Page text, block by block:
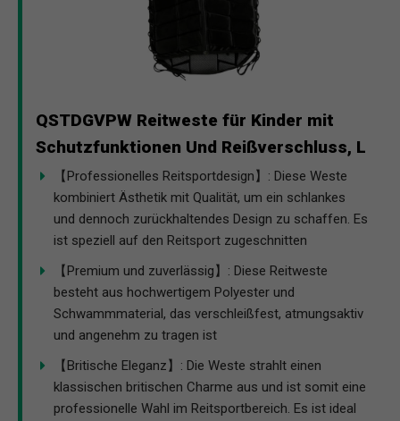
QSTDGVPW Reitweste für Kinder mit
Schutzfunktionen Und Reißverschluss, L
【Professionelles Reitsportdesign】: Diese Weste
kombiniert Ästhetik mit Qualität, um ein schlankes
und dennoch zurückhaltendes Design zu schaffen. Es
ist speziell auf den Reitsport zugeschnitten
【Premium und zuverlässig】: Diese Reitweste
besteht aus hochwertigem Polyester und
Schwammmaterial, das verschleißfest, atmungsaktiv
und angenehm zu tragen ist
【Britische Eleganz】: Die Weste strahlt einen
klassischen britischen Charme aus und ist somit eine
professionelle Wahl im Reitsportbereich. Es ist ideal